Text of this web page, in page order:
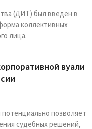
(ДИТ) был введен в
коллективных
лица.
вуали
позволяет
судебных решений,